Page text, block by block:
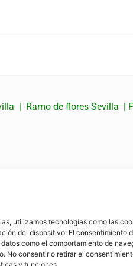
utilizamos tecnologías como las
del dispositivo. El consentimiento
como el comportamiento de
No consentir o retirar el
| Ramo de flores Sevilla |